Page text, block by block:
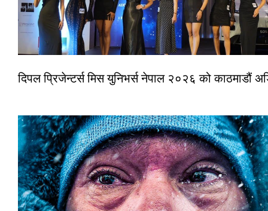
दिपल प्रिजेन्टर्स मिस युनिभर्स नेपाल २०२६ को काठमाडौं